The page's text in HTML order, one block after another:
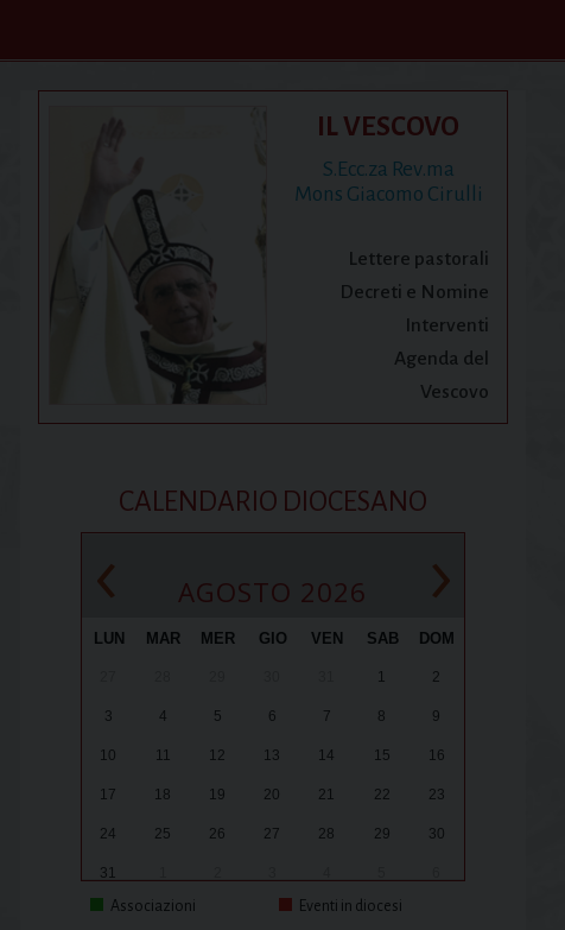
IL VESCOVO
S.Ecc.za Rev.ma
Mons Giacomo Cirulli
Lettere pastorali
Decreti e Nomine
Interventi
Agenda del
Vescovo
CALENDARIO DIOCESANO
‹ AGOSTO 2026 ›
LUN MAR MER GIO VEN SAB DOM
1 2
3 4 5 6 7 8 9
10 11 12 13 14 15 16
17 18 19 20 21 22 23
24 25 26 27 28 29 30
31
Associazioni
Eventi in diocesi